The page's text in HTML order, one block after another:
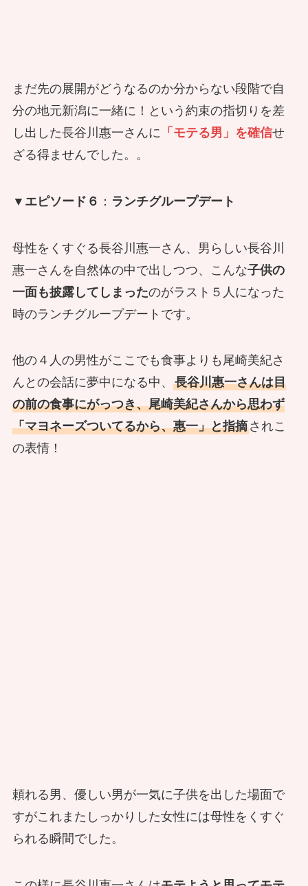
まだ先の展開がどうなるのか分からない段階で自
分の地元新潟に一緒に！という約束の指切りを差
し出した長谷川惠一さんに 「モテる男」を確信せ
ざる得ませんでした。。
▼エピソード６ ： ランチグループデート
母性をくすぐる長谷川惠一さん、男らしい長谷川
惠一さんを自然体の中で出しつつ、こんな子供の
一面も披露してしまったのがラスト５人になった
時のランチグループデートです。
他の４人の男性がここでも食事よりも尾崎美紀さ
んとの会話に夢中になる中、 長谷川惠一さんは目
の前の食事にがっつき、尾崎美紀さんから思わず
「マヨネーズついてるから、惠一」と指摘されこ
の表情！
頼れる男、優しい男が一気に子供を出した場面で
すがこれまたしっかりした女性には母性をくすぐ
られる瞬間でした。